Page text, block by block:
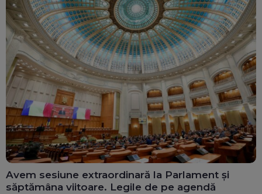
Avem sesiune extraordinară la Parlament și
săptămâna viitoare. Legile de pe agendă